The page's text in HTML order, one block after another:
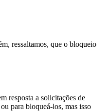
ressaltamos, que o bloqueio
resposta a solicitações de
para bloqueá-los, mas isso